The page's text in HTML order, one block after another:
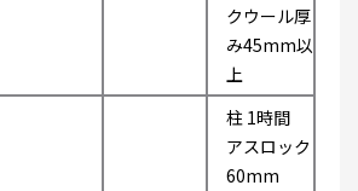
クウール厚
み45mm以
上
柱 1時間
アスロック
60mm